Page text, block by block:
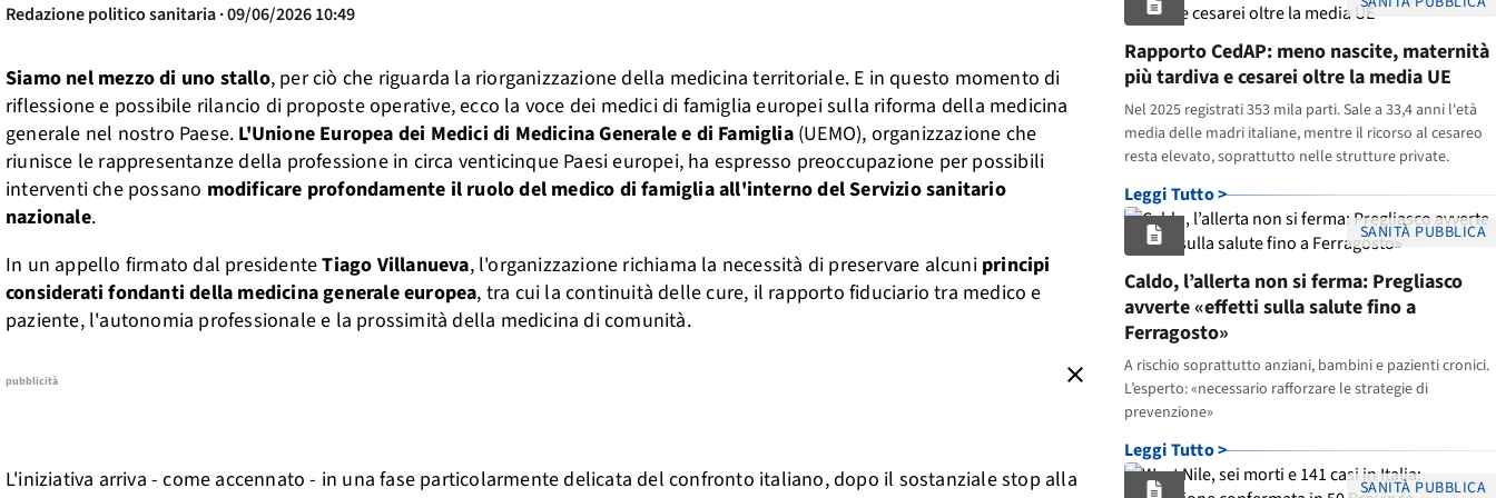
Redazione politico sanitaria · 09/06/2026 10:49
Siamo nel mezzo di uno stallo, per ciò che riguarda la riorganizzazione della medicina territoriale. E in questo momento di
riflessione e possibile rilancio di proposte operative, ecco la voce dei medici di famiglia europei sulla riforma della medicina
generale nel nostro Paese. L'Unione Europea dei Medici di Medicina Generale e di Famiglia(UEMO), organizzazione che
riunisce le rappresentanze della professione in circa venticinque Paesi europei, ha espresso preoccupazione per possibili
interventi che possano modificare profondamente il ruolo del medico di famiglia all'interno del Servizio sanitario
nazionale.
In un appello firmato dal presidenteTiago Villanueva, l'organizzazione richiama la necessità di preservare alcuni principi
considerati fondanti della medicina generale europea, tra cui la continuità delle cure, il rapporto fiduciario tra medico e
paziente, l'autonomia professionale e la prossimità della medicina di comunità.
close
pubblicità
L'iniziativa arriva - come accennato - in una fase particolarmente delicata del confronto italiano, dopo il sostanziale stop alla
Rapporto CedAP: meno nascite, maternità
più tardiva e cesarei oltre la media UE
Nel 2025 registrati 353 mila parti. Sale a 33,4 anni l'età
media delle madri italiane, mentre il ricorso al cesareo
resta elevato, soprattutto nelle strutture private.
Leggi Tutto >
SANITÀ PUBBLICA
Caldo, l’allerta non si ferma: Pregliasco
avverte «effetti sulla salute fino a
Ferragosto»
A rischio soprattutto anziani, bambini e pazienti cronici.
L’esperto: «necessario rafforzare le strategie di
prevenzione»
Leggi Tutto >
SANITÀ PUBBLICA